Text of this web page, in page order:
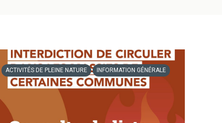
ACTIVITÉS DE PLEINE NATURE INFORMATION GÉNÉRALE